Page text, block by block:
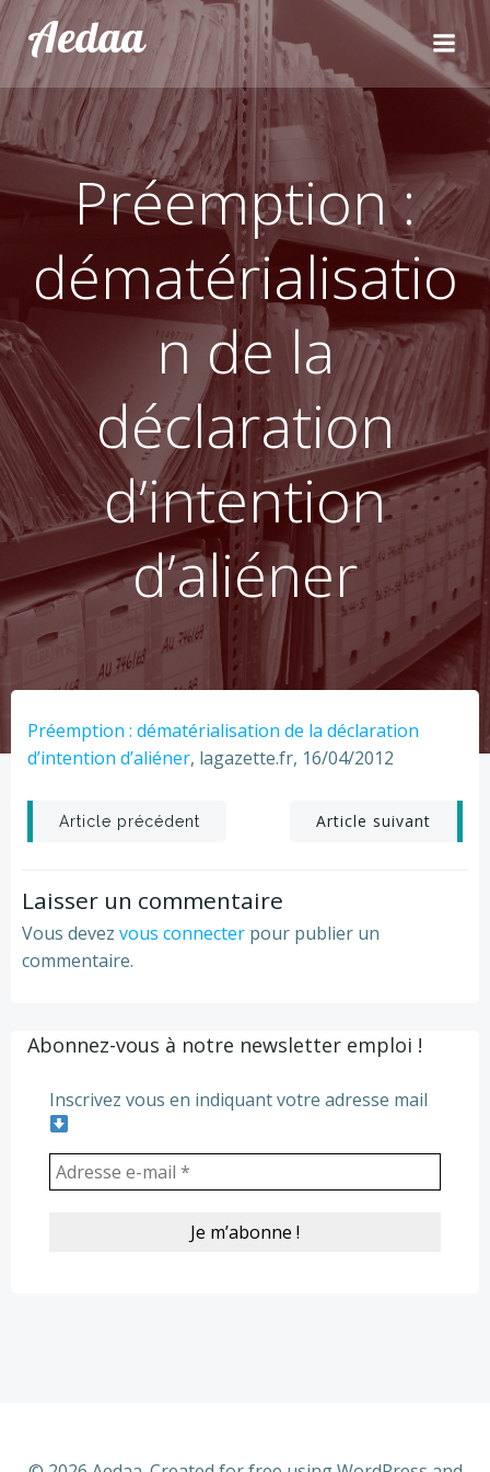
Aller
au
contenu
Aedaa
Préemption :
dématérialisatio
n de la
déclaration
d’intention
d’aliéner
Préemption : dématérialisation de la déclaration
d’intention d’aliéner, lagazette.fr, 16/04/2012
Post
navigation
Article précédent
Post
navigation
Article suivant
Laisser un commentaire
Vous devez vous connecter pour publier un
commentaire.
Abonnez-vous à notre newsletter emploi !
Inscrivez vous en indiquant votre adresse mail